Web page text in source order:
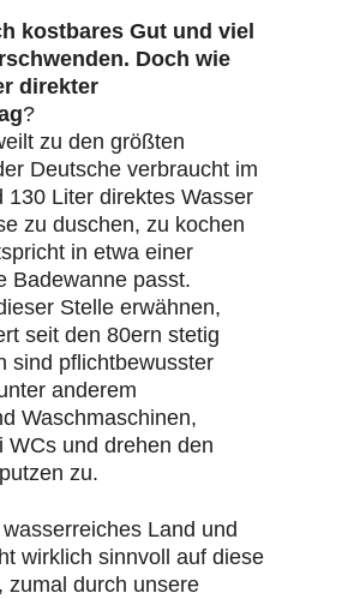
kostbares Gut und viel
Doch wie
direkter
?
zu den größten
Deutsche verbraucht im
Liter direktes Wasser
zu duschen, zu kochen
in etwa einer
Badewanne passt.
Stelle erwähnen,
seit den 80ern stetig
sind pflichtbewusster
anderem
Waschmaschinen,
WCs und drehen den
zu.
Land und
wirklich sinnvoll auf diese
zumal durch unsere